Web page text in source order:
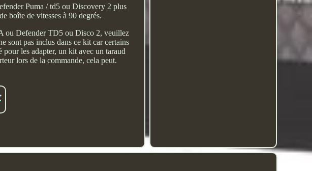
Puma / td5 ou Discovery 2 plus
boîte de vitesses à 90 degrés.
ou Defender TD5 ou Disco 2, veuillez
pas inclus dans ce kit car certains
les adapter, un kit avec un taraud
lors de la commande, cela peut.